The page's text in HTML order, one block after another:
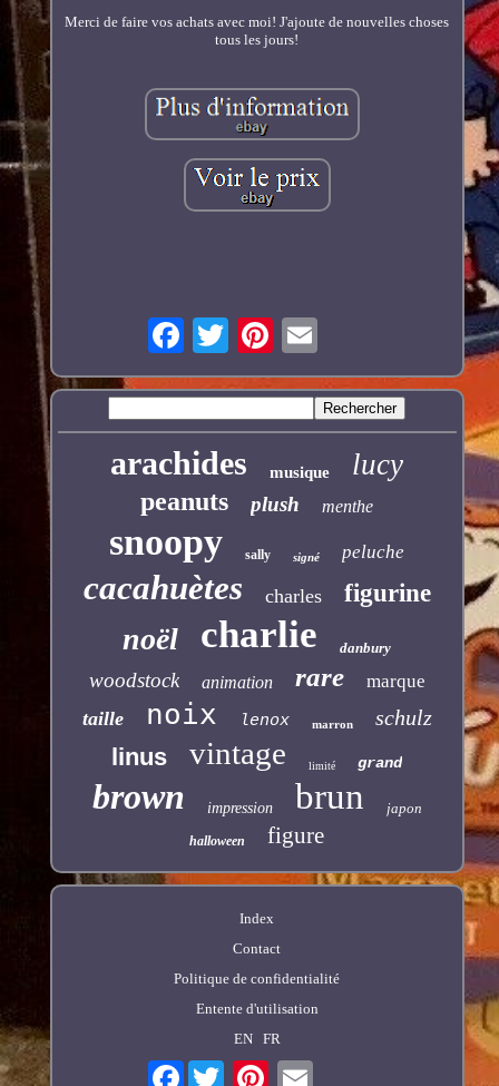
Merci de faire vos achats avec moi! J'ajoute de nouvelles choses
tous les jours!
arachides musique lucy
peanuts plush menthe
snoopy sally signé peluche
cacahuètes charles figurine
noël charlie danbury
woodstock animation rare marque
taille noix lenox marron schulz
linus vintage limité grand
brown impression brun japon
halloween figure
Index
Contact
Politique de confidentialité
Entente d'utilisation
EN
FR
Facebook